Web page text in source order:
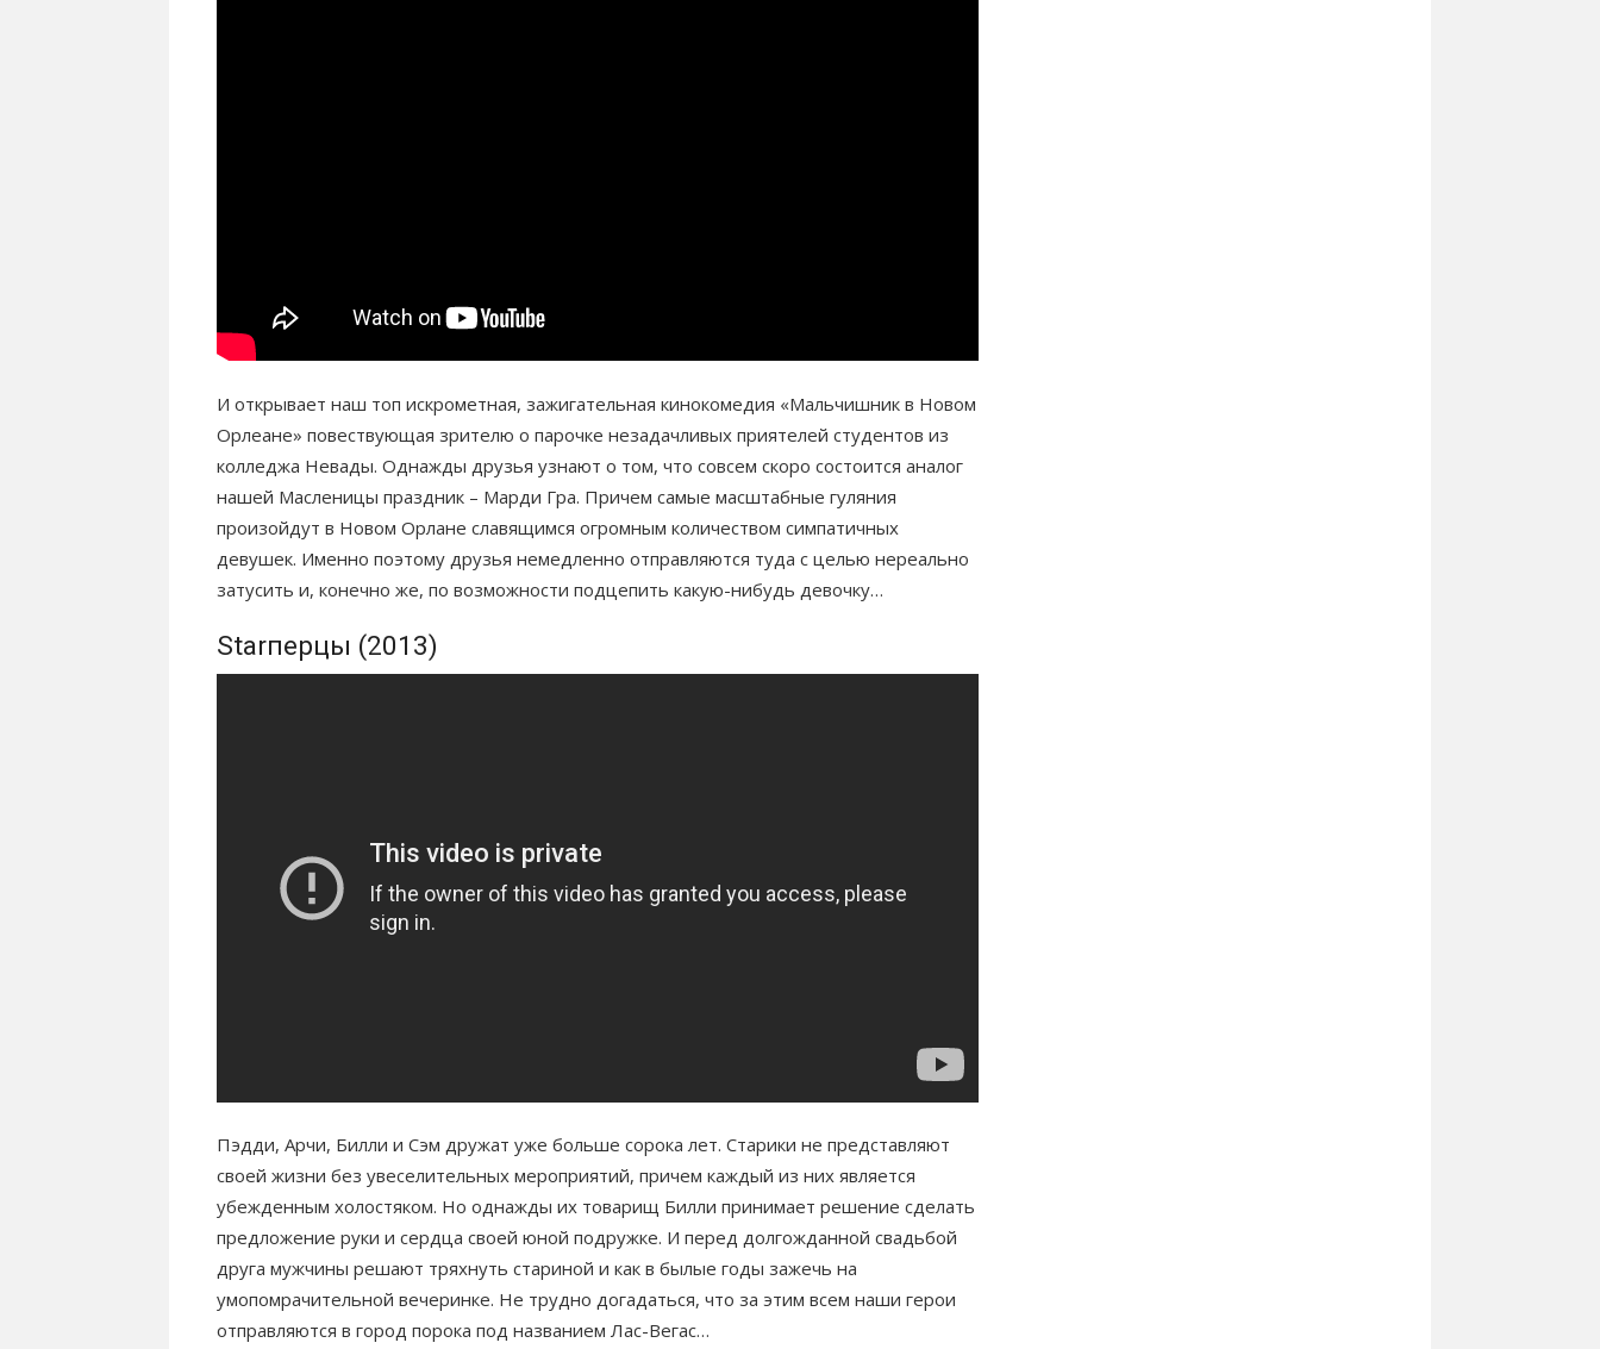
И открывает наш топ искрометная, зажигательная кинокомедия «Мальчишник в Новом
Орлеане» повествующая зрителю о парочке незадачливых приятелей студентов из
колледжа Невады. Однажды друзья узнают о том, что совсем скоро состоится аналог
нашей Масленицы праздник – Марди Гра. Причем самые масштабные гуляния
произойдут в Новом Орлане славящимся огромным количеством симпатичных
девушек. Именно поэтому друзья немедленно отправляются туда с целью нереально
затусить и, конечно же, по возможности подцепить какую-нибудь девочку…
Starперцы (2013)
Пэдди, Арчи, Билли и Сэм дружат уже больше сорока лет. Старики не представляют
своей жизни без увеселительных мероприятий, причем каждый из них является
убежденным холостяком. Но однажды их товарищ Билли принимает решение сделать
предложение руки и сердца своей юной подружке. И перед долгожданной свадьбой
друга мужчины решают тряхнуть стариной и как в былые годы зажечь на
умопомрачительной вечеринке. Не трудно догадаться, что за этим всем наши герои
отправляются в город порока под названием Лас-Вегас…